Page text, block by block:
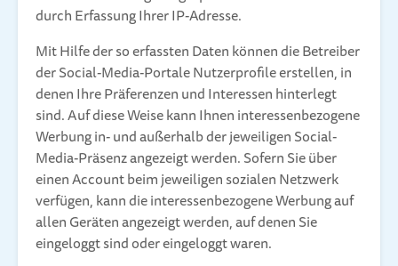
durch Erfassung Ihrer IP-Adresse.
Mit Hilfe der so erfassten Daten können die Betreiber
der Social-Media-Portale Nutzerprofile erstellen, in
denen Ihre Präferenzen und Interessen hinterlegt
sind. Auf diese Weise kann Ihnen interessenbezogene
Werbung in- und außerhalb der jeweiligen Social-
Media-Präsenz angezeigt werden. Sofern Sie über
einen Account beim jeweiligen sozialen Netzwerk
verfügen, kann die interessenbezogene Werbung auf
allen Geräten angezeigt werden, auf denen Sie
eingeloggt sind oder eingeloggt waren.